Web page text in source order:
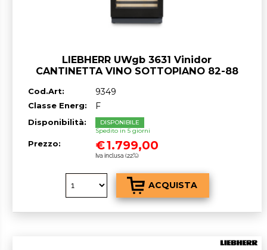
LIEBHERR UWgb 3631 Vinidor
CANTINETTA VINO SOTTOPIANO 82-88
RICHIEDI UN PREVENTIVO
Cod.Art: 9349
Classe Energ: F
Disponibilità:
DISPONIBILE
Spedito in 5 giorni
Prezzo: €1.799,00
Iva inclusa (22%)